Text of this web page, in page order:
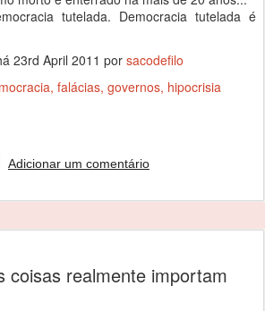
tutelada. Democracia tutelada é
23rd April 2011 por sacodefilo
falácias governos hipocrisia
Adicionar um comentário
coisas realmente importam